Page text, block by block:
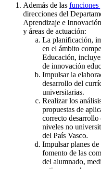
Además de las funciones
direcciones del
Aprendizaje e
y áreas de actuación:
La planificación,
en el ámbito
Educación,
de innovación
Impulsar la
desarrollo del
universitarias.
Realizar los
propuestas de
correcto
niveles no
del País Vasco.
Impulsar planes
fomento de las
del alumnado,